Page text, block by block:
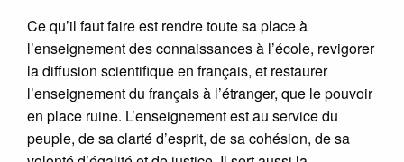
Ce qu’il faut faire est rendre toute sa place à
l’enseignement des connaissances à l’école, revigorer
la diffusion scientifique en français, et restaurer
l’enseignement du français à l’étranger, que le pouvoir
en place ruine. L’enseignement est au service du
peuple, de sa clarté d’esprit, de sa cohésion, de sa